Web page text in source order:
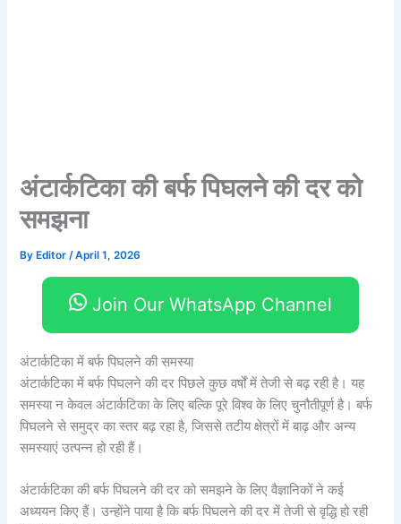
अंटार्कटिका की बर्फ पिघलने की दर को
समझना
By Editor/April 1, 2026
Join Our WhatsApp Channel
अंटार्कटिका में बर्फ पिघलने की समस्या
अंटार्कटिका में बर्फ पिघलने की दर पिछले कुछ वर्षों में तेजी से बढ़ रही है। यह
समस्या न केवल अंटार्कटिका के लिए बल्कि पूरे विश्व के लिए चुनौतीपूर्ण है। बर्फ
पिघलने से समुद्र का स्तर बढ़ रहा है, जिससे तटीय क्षेत्रों में बाढ़ और अन्य
समस्याएं उत्पन्न हो रही हैं।
अंटार्कटिका की बर्फ पिघलने की दर को समझने के लिए वैज्ञानिकों ने कई
अध्ययन किए हैं। उन्होंने पाया है कि बर्फ पिघलने की दर में तेजी से वृद्धि हो रही